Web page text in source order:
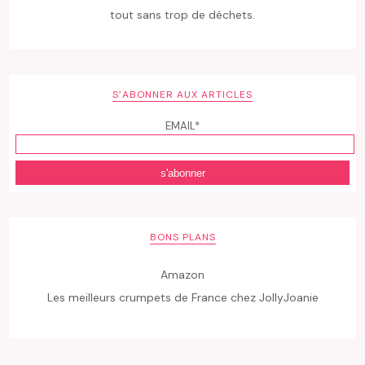
tout sans trop de déchets.
S’ABONNER AUX ARTICLES
EMAIL*
BONS PLANS
Amazon
Les meilleurs crumpets de France chez JollyJoanie